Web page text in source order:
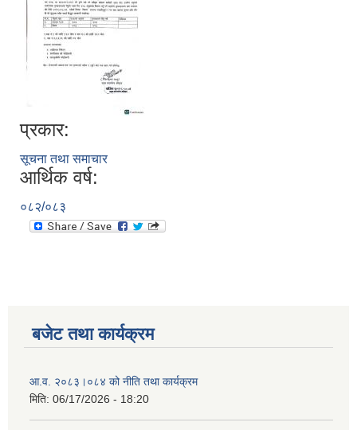
प्रकार:
सूचना तथा समाचार
आर्थिक वर्ष:
०८२/०८३
बजेट तथा कार्यक्रम
आ.व. २०८३।०८४ को नीति तथा कार्यक्रम
मिति: 06/17/2026 - 18:20